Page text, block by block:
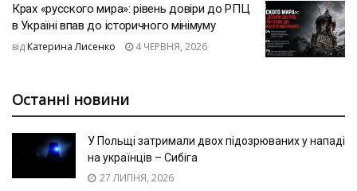
Крах «русского мира»: рівень довіри до РПЦ
в Україні впав до історичного мінімуму
від Катерина Лисенко 4 ЧЕРВНЯ, 2026
Останні новини
У Польщі затримали двох підозрюваних у нападі
на українців – Сибіга
27 ЛИПНЯ, 2026